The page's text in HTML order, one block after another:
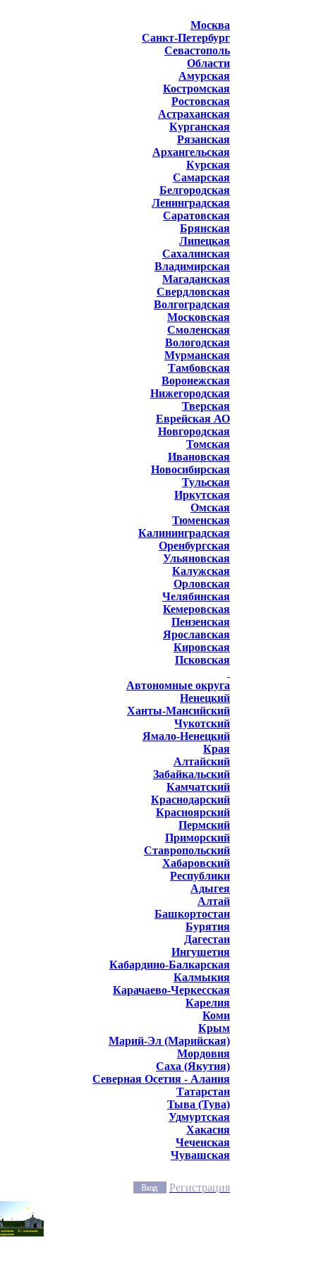
Москва
Санкт-Петербург
Севастополь
Области
Амурская
Костромская
Ростовская
Астраханская
Курганская
Рязанская
Архангельская
Курская
Самарская
Белгородская
Ленинградская
Саратовская
Брянская
Липецкая
Сахалинская
Владимирская
Магаданская
Свердловская
Волгоградская
Московская
Смоленская
Вологодская
Мурманская
Тамбовская
Воронежская
Нижегородская
Тверская
Еврейская АО
Новгородская
Томская
Ивановская
Новосибирская
Тульская
Иркутская
Омская
Тюменская
Калининградская
Оренбургская
Ульяновская
Калужская
Орловская
Челябинская
Кемеровская
Пензенская
Ярославская
Кировская
Псковская
Автономные округа
Ненецкий
Ханты-Мансийский
Чукотский
Ямало-Ненецкий
Края
Алтайский
Забайкальский
Камчатский
Краснодарский
Красноярский
Пермский
Приморский
Ставропольский
Хабаровский
Республики
Адыгея
Алтай
Башкортостан
Бурятия
Дагестан
Ингушетия
Кабардино-Балкарская
Калмыкия
Карачаево-Черкесская
Карелия
Коми
Крым
Марий-Эл (Марийская)
Мордовия
Саха (Якутия)
Северная Осетия - Алания
Татарстан
Тыва (Тува)
Удмуртская
Хакасия
Чеченская
Чувашская
Регистрация